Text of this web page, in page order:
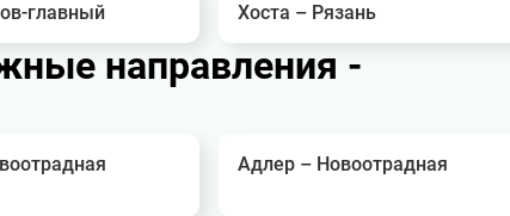
главный Хоста – Рязань
направления -
Адлер – Новоотрадная